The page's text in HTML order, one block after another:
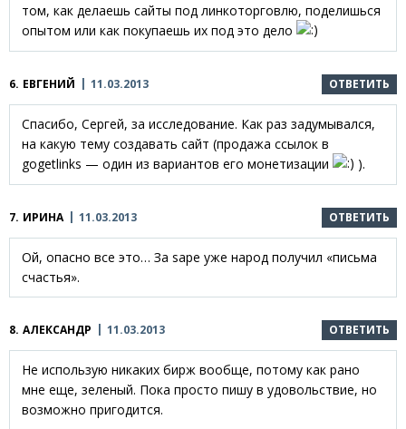
том, как делаешь сайты под линкоторговлю, поделишься
опытом или как покупаешь их под это дело
6. ЕВГЕНИЙ 11.03.2013 ОТВЕТИТЬ
Спасибо, Сергей, за исследование. Как раз задумывался,
на какую тему создавать сайт (продажа ссылок в
gogetlinks — один из вариантов его монетизации
).
7. ИРИНА 11.03.2013 ОТВЕТИТЬ
Ой, опасно все это… За sape уже народ получил «письма
счастья».
8. АЛЕКСАНДР 11.03.2013 ОТВЕТИТЬ
Не использую никаких бирж вообще, потому как рано
мне еще, зеленый. Пока просто пишу в удовольствие, но
возможно пригодится.